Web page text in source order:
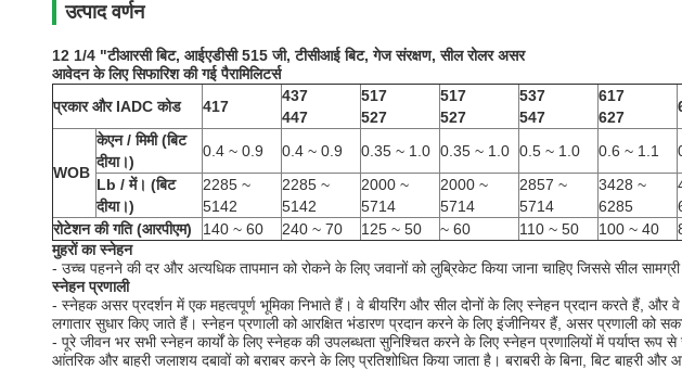
उत्पाद वर्णन
12 1/4 "टीआरसी बिट, आईएडीसी 515 जी, टीसीआई बिट, गेज संरक्षण, सील रोलर असर
आवेदन के लिए सिफारिश की गई पैरामिलिटर्स
प्रकार और IADC कोड
417
437
447
517
527
517
527
537
547
617
627
WOB
केएन / मिमी (बिट
दीया।)
0.4 ~ 0.9 0.4 ~ 0.9 0.35 ~ 1.0 0.35 ~ 1.0 0.5 ~ 1.0 0.6 ~ 1.1
Lb / में। (बिट
दीया।)
2285 ~
5142
2285 ~
5142
2000 ~
5714
2000 ~
5714
2857 ~
5714
3428 ~
6285
रोटेशन की गति (आरपीएम)
140 ~ 60 240 ~ 70 125 ~ 50 ~ 60 110 ~ 50 100 ~ 40
मुहरों का स्नेहन
- उच्च पहनने की दर और अत्यधिक तापमान को रोकने के लिए जवानों को लुब्रिकेट किया जाना चाहिए जिससे सील
स्नेहन प्रणाली
- स्नेहक असर प्रदर्शन में एक महत्वपूर्ण भूमिका निभाते हैं। वे बीयरिंग और सील दोनों के लिए स्नेहन प्रदान करते हैं, और वे
लगातार सुधार किए जाते हैं। स्नेहन प्रणाली को आरक्षित भंडारण प्रदान करने के लिए इंजीनियर हैं, असर प्रणाली को
- पूरे जीवन भर सभी स्नेहन कार्यों के लिए स्नेहक की उपलब्धता सुनिश्चित करने के लिए स्नेहन प्रणालियों में पर्याप्त रूप से
आंतरिक और बाहरी जलाशय दबावों को बराबर करने के लिए प्रतिशोधित किया जाता है। बराबरी के बिना, बिट बाहरी